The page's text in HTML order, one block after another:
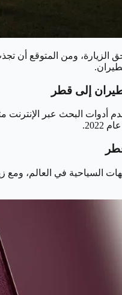
الزيارة، ومن المتوقع أن
إلى قطر
السياحية في العالم، ومع